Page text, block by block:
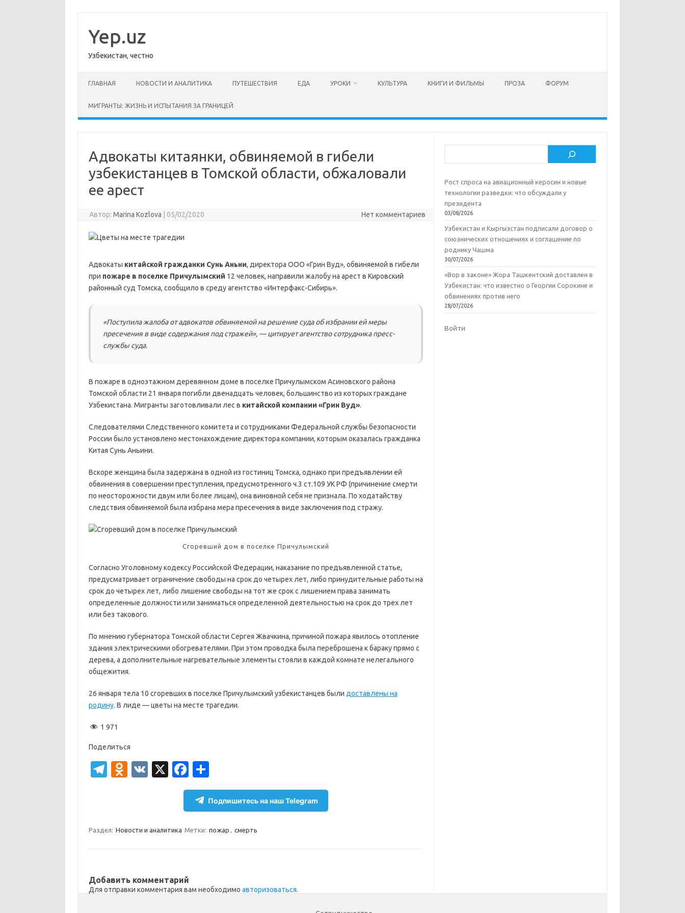
содержимому
Yep.uz
Узбекистан, честно
ГЛАВНАЯ НОВОСТИ И АНАЛИТИКА ПУТЕШЕСТВИЯ ЕДА УРОКИ КУЛЬТУРА КНИГИ И ФИЛЬМЫ ПРОЗА ФОРУМ
МИГРАНТЫ: ЖИЗНЬ И ИСПЫТАНИЯ ЗА ГРАНИЦЕЙ
Адвокаты китаянки, обвиняемой в гибели
узбекистанцев в Томской области, обжаловали
ее арест
Автор: Marina Kozlova 05/02/2020 Нет комментариев
Адвокаты китайской гражданки Сунь Аньни, директора ООО «Грин Вуд», обвиняемой в гибели
при пожаре в поселке Причулымский 12 человек, направили жалобу на арест в Кировский
районный суд Томска, сообщило в среду агентство «Интерфакс-Сибирь».
«Поступила жалоба от адвокатов обвиняемой на решение суда об избрании ей меры
пресечения в виде содержания под стражей», — цитирует агентство сотрудника пресс-
службы суда.
В пожаре в одноэтажном деревянном доме в поселке Причулымском Асиновского района
Томской области 21 января погибли двенадцать человек, большинство из которых граждане
Узбекистана. Мигранты заготовливали лес в китайской компании «Грин Вуд».
Следователями Следственного комитета и сотрудниками Федеральной службы безопасности
России было установлено местонахождение директора компании, которым оказалась гражданка
Китая Сунь Аньини.
Вскоре женщина была задержана в одной из гостиниц Томска, однако при предъявлении ей
обвинения в совершении преступления, предусмотренного ч.3 ст.109 УК РФ (причинение смерти
по неосторожности двум или более лицам), она виновной себя не признала. По ходатайству
следствия обвиняемой была избрана мера пресечения в виде заключения под стражу.
Сгоревший дом в поселке Причулымский
Согласно Уголовному кодексу Российской Федерации, наказание по предъявленной статье,
предусматривает ограничение свободы на срок до четырех лет, либо принудительные работы на
срок до четырех лет, либо лишение свободы на тот же срок с лишением права занимать
определенные должности или заниматься определенной деятельностью на срок до трех лет
или без такового.
По мнению губернатора Томской области Сергея Жвачкина, причиной пожара явилось отопление
здания электрическими обогревателями. При этом проводка была переброшена к бараку прямо с
дерева, а дополнительные нагревательные элементы стояли в каждой комнате нелегального
общежития.
26 января тела 10 сгоревших в поселке Причулымский узбекистанцев были доставлены на
родину. В лиде — цветы на месте трагедии.
1 971
Поделиться
T
a
O
kl
ik
V
X
Fa
c
e
o
т
п
а
т
Подпишитесь на наш Telegram
Раздел: Новости и аналитика Метки: пожар , смерть
Добавить комментарий
Для отправки комментария вам необходимо авторизоваться.
Рост спроса на авиационный керосин и новые
технологии разведки: что обсуждали у
президента
03/08/2026
Узбекистан и Кыргызстан подписали договор о
союзнических отношениях и соглашение по
роднику Чашма
30/07/2026
«Вор в законе» Жора Ташкентский доставлен в
Узбекистан: что известно о Георгии Сорокине и
обвинениях против него
28/07/2026
Войти